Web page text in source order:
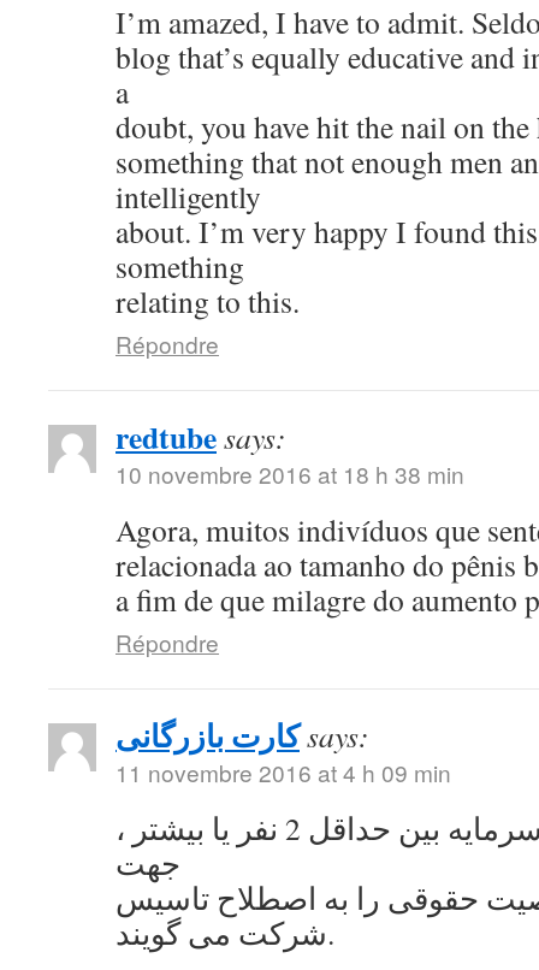
I’m amazed, I have to admit.
blog that’s equally educative and
a
doubt, you have hit the nail on the
something that not enough men
intelligently
about. I’m very happy I found
something
relating to this.
Répondre
redtubesays:
10 novembre 2016 at 18 h 38 min
Agora, muitos indivíduos que
relacionada ao tamanho do pênis
a fim de que milagre do aumento
Répondre
کارت بازرگانیsays:
11 novembre 2016 at 4 h 09 min
به اشتراک گذاشتن سرمایه بین حداقل 2 نفر یا بیشتر ،
جهت
حقوقی را به اصطلاح تاسیس
شرکت می گویند.